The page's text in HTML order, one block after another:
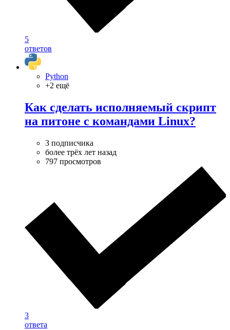
5
ответов
Python
+2 ещё
Как сделать исполняемый скрипт
на питоне с командами Linux?
3 подписчика
более трёх лет назад
797 просмотров
3
ответа